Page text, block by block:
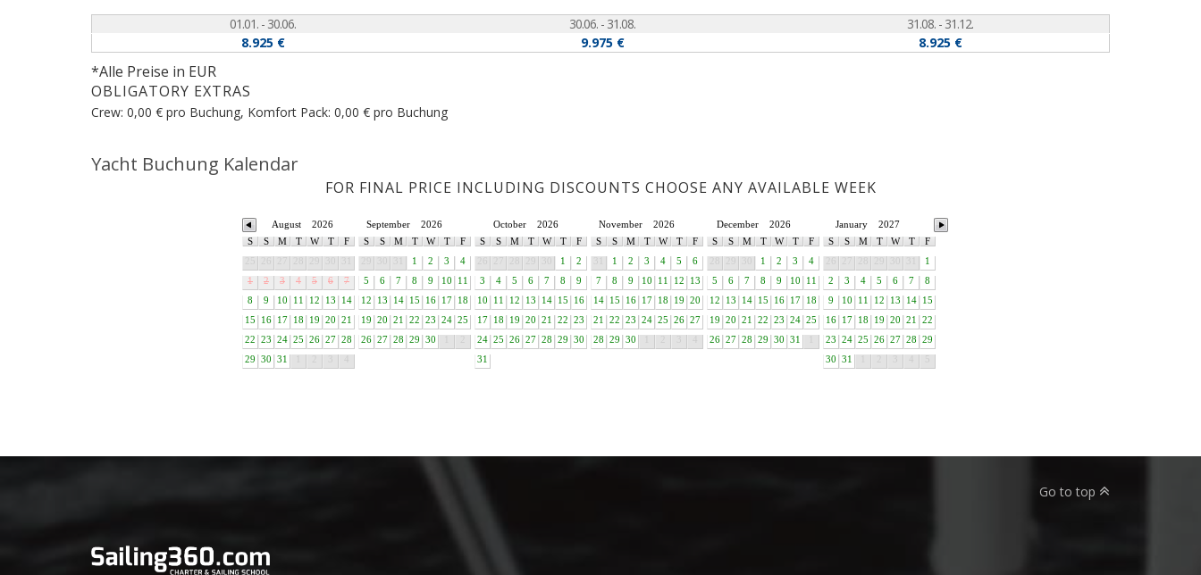
01.01. - 30.06. 30.06. - 31.08.
31.08. - 31.12.
8.925 €
9.975 € 8.925 €
*Alle Preise in EUR
OBLIGATORY EXTRAS
Crew: 0,00 € pro Buchung, Komfort Pack: 0,00 € pro Buchung
Yacht Buchung Kalendar
FOR FINAL PRICE INCLUDING DISCOUNTS CHOOSE ANY AVAILABLE WEEK
2026
August
S
S M T W T
F
1
2 3 4 5 6
7
8
9 10 11 12 13
14
15
16 17 18 19 20
21
22
23 24 25 26 27 28
29
30 31
2026
September
S
S M T W T
F
1 2 3
4
5
6 7 8 9 10
11
12
13 14 15 16 17
18
19
20 21 22 23 24 25
26 27 28 29 30
2026
October
S
S M T W T
F
1
2
3
4 5 6 7 8
9
10
11 12 13 14 15
16
17
18 19 20 21 22
23
24 25 26 27 28 29
30
31
2026
November
S
S M T W T
F
1 2 3 4 5
6
7
8 9 10 11 12
13
14
15 16 17 18 19
20
21
22 23 24 25 26 27
28
29 30
2026
December
S
S M T W T
F
1 2 3
4
5
6 7 8 9 10
11
12
13 14 15 16 17
18
19
20 21 22 23 24 25
26 27 28 29 30 31
2027
January
S
S M T W T
F
1
2
3 4 5 6 7
8
9
10 11 12 13 14
15
16
17 18 19 20 21
22
23
24 25 26 27 28
29
30
31
Go to top